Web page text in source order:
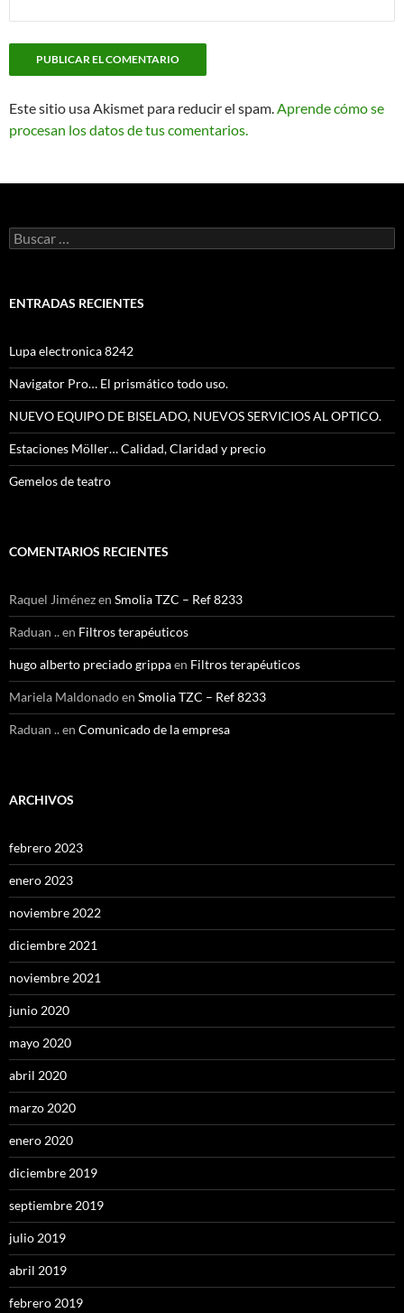
Este sitio usa Akismet para reducir el spam. Aprende cómo se
procesan los datos de tus comentarios.
Buscar:
ENTRADAS RECIENTES
Lupa electronica 8242
Navigator Pro… El prismático todo uso.
NUEVO EQUIPO DE BISELADO, NUEVOS SERVICIOS AL OPTICO.
Estaciones Möller… Calidad, Claridad y precio
Gemelos de teatro
COMENTARIOS RECIENTES
Raquel Jiménezen Smolia TZC – Ref 8233
Raduan ..en Filtros terapéuticos
hugo alberto preciado grippaen Filtros terapéuticos
Mariela Maldonadoen Smolia TZC – Ref 8233
Raduan ..en Comunicado de la empresa
ARCHIVOS
febrero 2023
enero 2023
noviembre 2022
diciembre 2021
noviembre 2021
junio 2020
mayo 2020
abril 2020
marzo 2020
enero 2020
diciembre 2019
septiembre 2019
julio 2019
abril 2019
febrero 2019